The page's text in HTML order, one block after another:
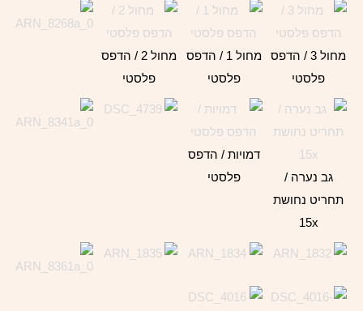
מחול 3 / הדפס
פלסטי
מחול 1 / הדפס
פלסטי
מחול 2 / הדפס
פלסטי
גב נערה /
תחריט נחושת
15x
דמויות / הדפס
פלסטי